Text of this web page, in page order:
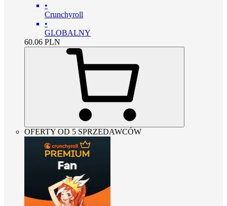
•
Crunchyroll
•
GLOBALNY
60.06 PLN
OFERTY OD 5 SPRZEDAWCÓW